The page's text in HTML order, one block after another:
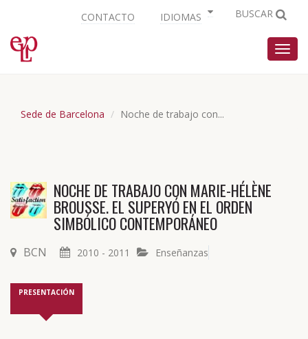
CONTACTO IDIOMAS BUSCAR
Sede de Barcelona Noche de trabajo con...
NOCHE DE TRABAJO CON MARIE-HÉLÈNE
BROUSSE. EL SUPERYÓ EN EL ORDEN
SIMBÓLICO CONTEMPORÁNEO
BCN 2010 - 2011 Enseñanzas
PRESENTACIÓN